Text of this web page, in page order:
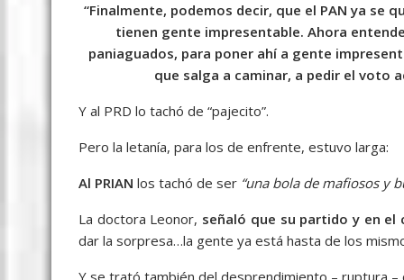
“Finalmente, podemos decir, que el PAN ya se
tienen gente impresentable. Ahora
paniaguados, para poner ahí a gente
que salga a caminar, a pedir el voto
Y al PRD lo tachó de “pajecito”.
Pero la letanía, para los de enfrente, estuvo larga:
Al PRIAN los tachó de ser “una bola de mafiosos y
La doctora Leonor, señaló que su partido y en el
dar la sorpresa…la gente ya está hasta de los
Y se trató también del desprendimiento – ruptura –